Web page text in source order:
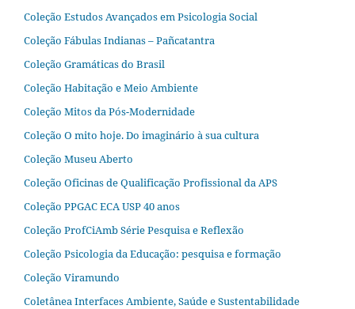
Coleção Estudos Avançados em Psicologia Social
Coleção Fábulas Indianas – Pañcatantra
Coleção Gramáticas do Brasil
Coleção Habitação e Meio Ambiente
Coleção Mitos da Pós-Modernidade
Coleção O mito hoje. Do imaginário à sua cultura
Coleção Museu Aberto
Coleção Oficinas de Qualificação Profissional da APS
Coleção PPGAC ECA USP 40 anos
Coleção ProfCiAmb Série Pesquisa e Reflexão
Coleção Psicologia da Educação: pesquisa e formação
Coleção Viramundo
Coletânea Interfaces Ambiente, Saúde e Sustentabilidade